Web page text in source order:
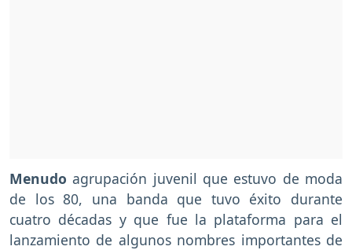
Menudoagrupación juvenil que estuvo de moda
de los 80, una banda que tuvo éxito durante
cuatro décadas y que fue la plataforma para el
lanzamiento de algunos nombres importantes de